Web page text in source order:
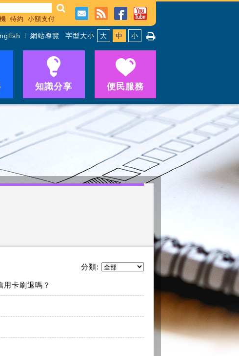
特約 小額支付
網站導覽 字型大小 大 中 小
知識分享 便民服務
分類:
卡刷退嗎？